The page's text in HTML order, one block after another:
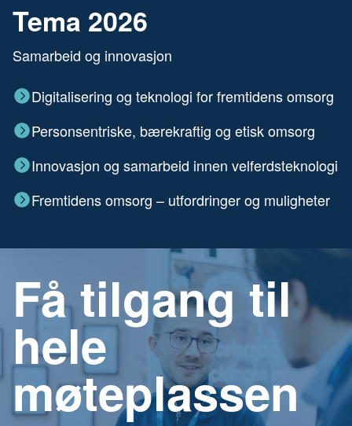
Tema 2026
Samarbeid og innovasjon
Digitalisering og teknologi for fremtidens omsorg
Personsentriske, bærekraftig og etisk omsorg
Innovasjon og samarbeid innen velferdsteknologi
Fremtidens omsorg – utfordringer og muligheter
Få tilgang til
hele
møteplassen